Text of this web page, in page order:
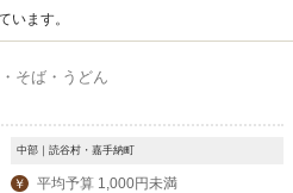
います。
そば・うどん
中部｜読谷村・嘉手納町
￥ 平均予算 1,000円未満